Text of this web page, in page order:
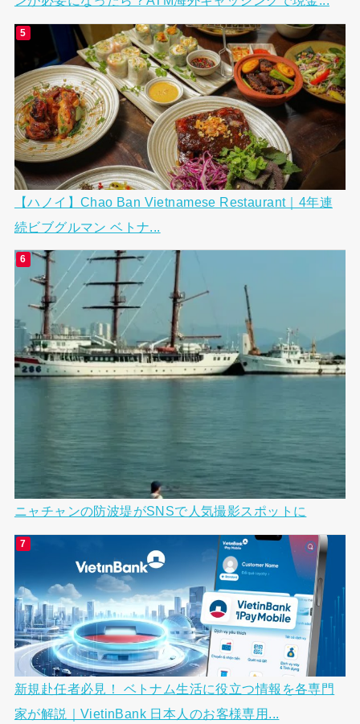
【ハノイ】Chao Ban Vietnamese Restaurant｜4年連
続ビブグルマン ベトナ...
ニャチャンの防波堤がSNSで人気撮影スポットに
新規赴任者必見！ ベトナム生活に役立つ情報を各専門
家が解説｜VietinBank 日本人のお客様専用...